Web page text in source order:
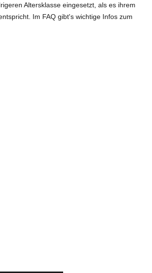
Altersklasse eingesetzt, als es ihrem
Im FAQ gibt's wichtige Infos zum